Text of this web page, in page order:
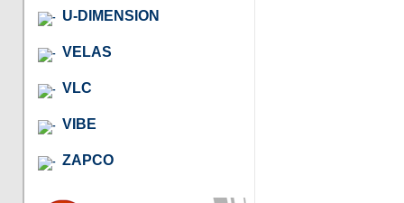
U-DIMENSION
VELAS
VLC
VIBE
ZAPCO